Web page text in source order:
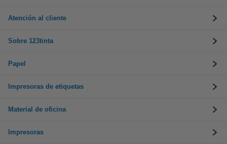
Atención al cliente
Sobre 123tinta
Papel
Impresoras de etiquetas
Material de oficina
Impresoras